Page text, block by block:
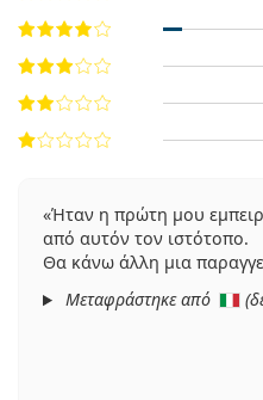
Ήταν η πρώτη μου
από αυτόν τον ιστότοπο.
Θα κάνω άλλη μια
Μεταφράστηκε από
(